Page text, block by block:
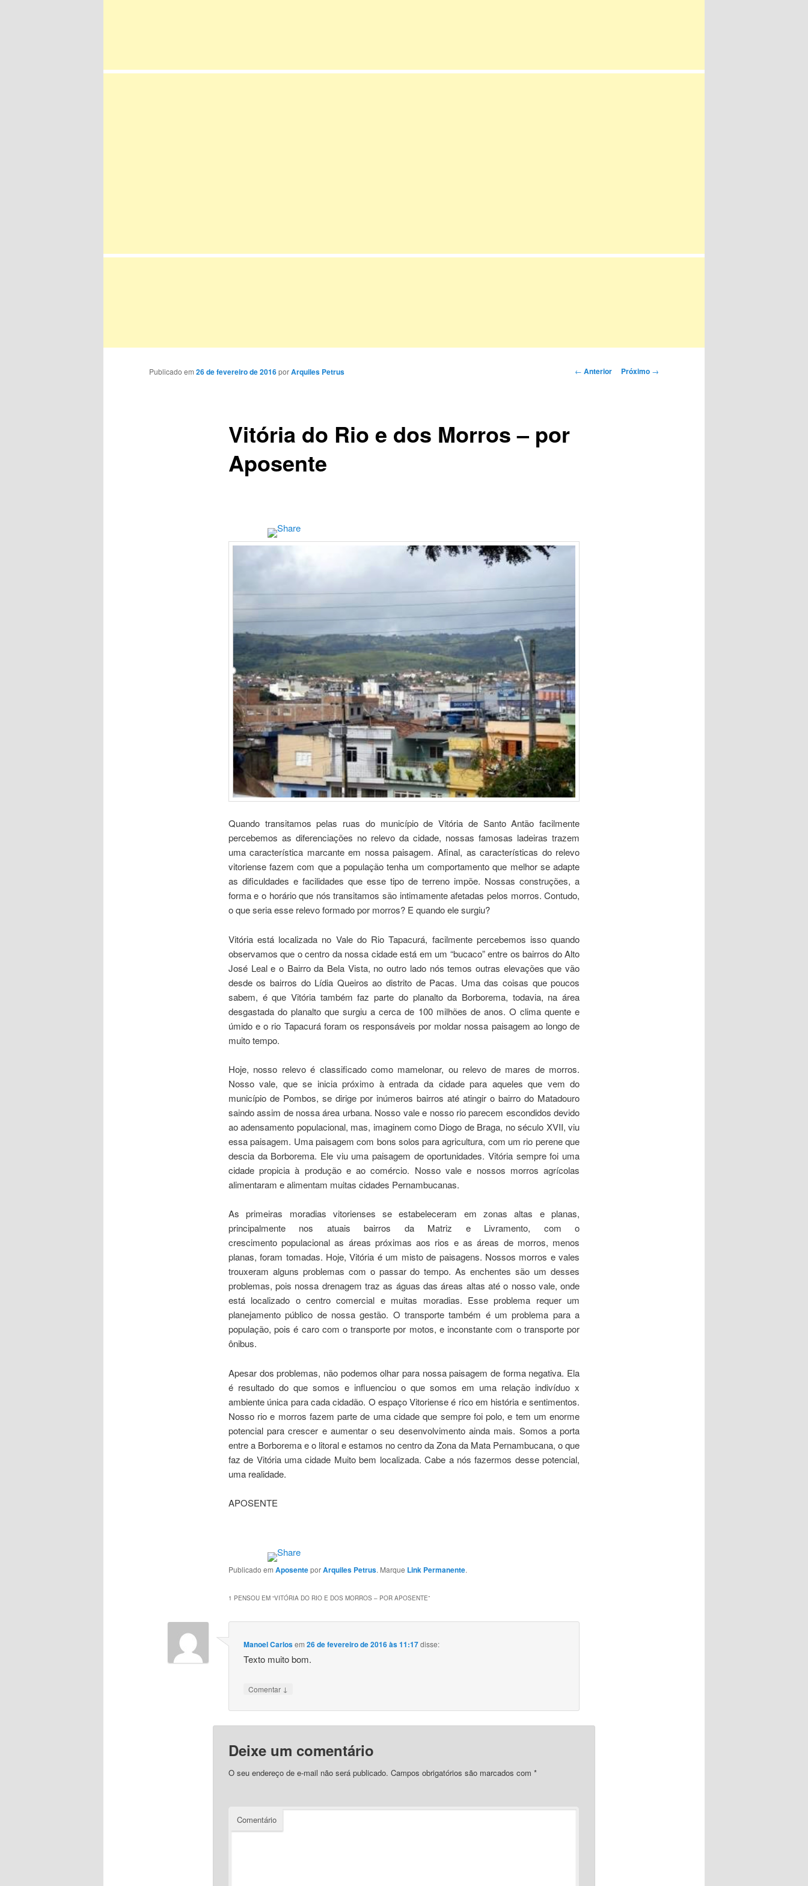
Navegação
← Anterior Próximo →
Vitória do Rio e dos Morros – por
Aposente
Publicado em 26 de fevereiro de 2016porArquiles Petrus
Quando transitamos pelas ruas do município de Vitória de Santo Antão facilmente
percebemos as diferenciações no relevo da cidade, nossas famosas ladeiras trazem
uma característica marcante em nossa paisagem. Afinal, as características do relevo
vitoriense fazem com que a população tenha um comportamento que melhor se adapte
as dificuldades e facilidades que esse tipo de terreno impõe. Nossas construções, a
forma e o horário que nós transitamos são intimamente afetadas pelos morros. Contudo,
o que seria esse relevo formado por morros? E quando ele surgiu?
Vitória está localizada no Vale do Rio Tapacurá, facilmente percebemos isso quando
observamos que o centro da nossa cidade está em um “bucaco” entre os bairros do Alto
José Leal e o Bairro da Bela Vista, no outro lado nós temos outras elevações que vão
desde os bairros do Lídia Queiros ao distrito de Pacas. Uma das coisas que poucos
sabem, é que Vitória também faz parte do planalto da Borborema, todavia, na área
desgastada do planalto que surgiu a cerca de 100 milhões de anos. O clima quente e
úmido e o rio Tapacurá foram os responsáveis por moldar nossa paisagem ao longo de
muito tempo.
Hoje, nosso relevo é classificado como mamelonar, ou relevo de mares de morros.
Nosso vale, que se inicia próximo à entrada da cidade para aqueles que vem do
município de Pombos, se dirige por inúmeros bairros até atingir o bairro do Matadouro
saindo assim de nossa área urbana. Nosso vale e nosso rio parecem escondidos devido
ao adensamento populacional, mas, imaginem como Diogo de Braga, no século XVII, viu
essa paisagem. Uma paisagem com bons solos para agricultura, com um rio perene que
descia da Borborema. Ele viu uma paisagem de oportunidades. Vitória sempre foi uma
cidade propicia à produção e ao comércio. Nosso vale e nossos morros agrícolas
alimentaram e alimentam muitas cidades Pernambucanas.
As primeiras moradias vitorienses se estabeleceram em zonas altas e planas,
principalmente nos atuais bairros da Matriz e Livramento, com o
crescimento populacional as áreas próximas aos rios e as áreas de morros, menos
planas, foram tomadas. Hoje, Vitória é um misto de paisagens. Nossos morros e vales
trouxeram alguns problemas com o passar do tempo. As enchentes são um desses
problemas, pois nossa drenagem traz as águas das áreas altas até o nosso vale, onde
está localizado o centro comercial e muitas moradias. Esse problema requer um
planejamento público de nossa gestão. O transporte também é um problema para a
população, pois é caro com o transporte por motos, e inconstante com o transporte por
ônibus.
Apesar dos problemas, não podemos olhar para nossa paisagem de forma negativa. Ela
é resultado do que somos e influenciou o que somos em uma relação indivíduo x
ambiente única para cada cidadão. O espaço Vitoriense é rico em história e sentimentos.
Nosso rio e morros fazem parte de uma cidade que sempre foi polo, e tem um enorme
potencial para crescer e aumentar o seu desenvolvimento ainda mais. Somos a porta
entre a Borborema e o litoral e estamos no centro da Zona da Mata Pernambucana, o que
faz de Vitória uma cidade Muito bem localizada. Cabe a nós fazermos desse potencial,
uma realidade.
APOSENTE
Publicado em AposenteporArquiles Petrus. Marque Link Permanente.
1 PENSOU EM “VITÓRIA DO RIO E DOS MORROS – POR APOSENTE”
Manoel Carlosem26 de fevereiro de 2016 às 11:17disse:
Texto muito bom.
Comentar ↓
Deixe um comentário
O seu endereço de e-mail não será publicado. Campos obrigatórios são marcados com *
Comentário